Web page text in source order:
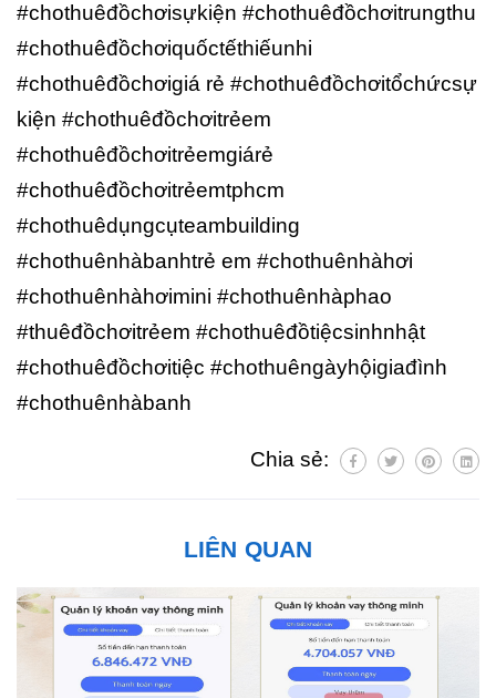
#chothuêđồchơisựkiện #chothuêđồchơitrungthu
#chothuêđồchơiquốctếthiếunhi
#chothuêđồchơigiá rẻ #chothuêđồchơitổchứcsự
kiện #chothuêđồchơitrẻem
#chothuêđồchơitrẻemgiárẻ
#chothuêđồchơitrẻemtphcm
#chothuêdụngcụteambuilding
#chothuênhàbanhtrẻ em #chothuênhàhơi
#chothuênhàhơimini #chothuênhàphao
#thuêđồchơitrẻem #chothuêđồtiệcsinhnhật
#chothuêđồchơitiệc #chothuêngàyhộigiađình
#chothuênhàbanh
Chia sẻ:
LIÊN QUAN